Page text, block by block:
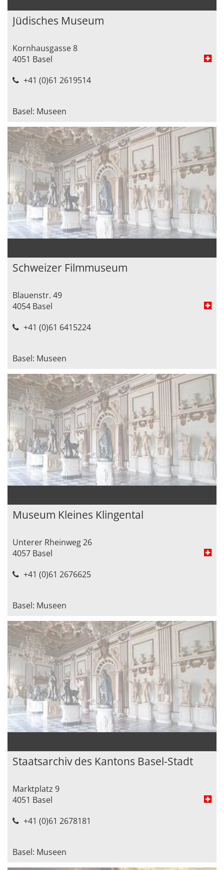
Jüdisches Museum
Kornhausgasse 8
4051 Basel
+41 (0)61 2619514
Basel: Museen
Schweizer Filmmuseum
Blauenstr. 49
4054 Basel
+41 (0)61 6415224
Basel: Museen
Museum Kleines Klingental
Unterer Rheinweg 26
4057 Basel
+41 (0)61 2676625
Basel: Museen
Staatsarchiv des Kantons Basel-Stadt
Marktplatz 9
4051 Basel
+41 (0)61 2678181
Basel: Museen